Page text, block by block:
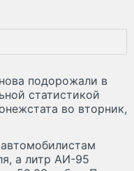
подорожали в
статистикой
во вторник,
а литр АИ-95